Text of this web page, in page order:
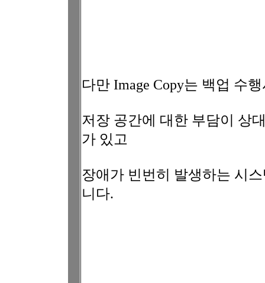
다만 Image Copy는 백업 수
저장 공간에 대한 부담이 상
가 있고
장애가 빈번히 발생하는 시
니다.